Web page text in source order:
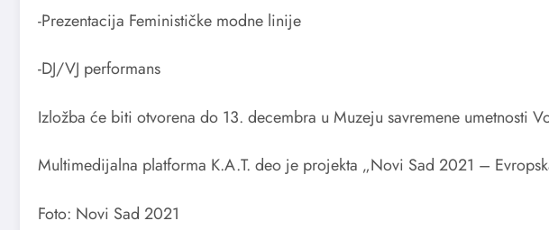
-Prezentacija Feminističke modne linije
-DJ/VJ performans
Izložba će biti otvorena do 13. decembra u Muzeju savremene umetnosti
Multimedijalna platforma K.A.T. deo je projekta „Novi Sad 2021 –
Foto: Novi Sad 2021